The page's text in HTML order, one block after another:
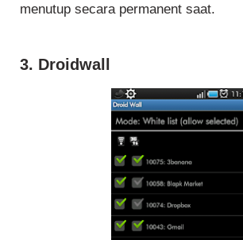
menutup secara permanent saat.
3. Droidwall